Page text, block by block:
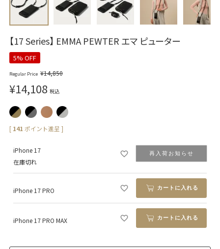
【17 Series】 EMMA PEWTER エマ ピューター
5% OFF
Regular Price ¥14,850
¥14,108 税込
[ 141 ポイント進呈 ]
iPhone 17
在庫切れ
再入荷お知らせ
iPhone 17 PRO カートに入れる
iPhone 17 PRO MAX カートに入れる